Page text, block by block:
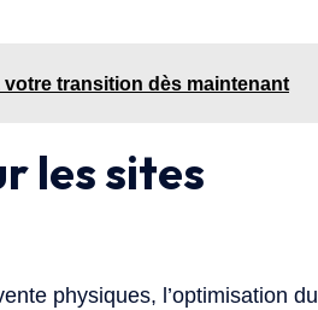
transition dès maintenant
les sites
physiques, l’optimisation du